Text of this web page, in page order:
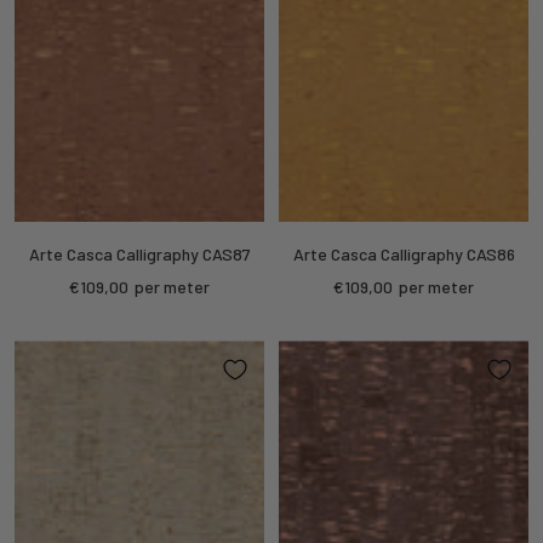
Arte Casca Calligraphy CAS87
Sale
€109,00 per meter
Arte Casca Calligraphy CAS86
Sale
€109,00 per meter